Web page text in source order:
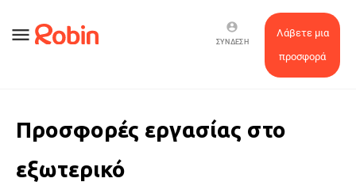
menu
Λάβετε μια
προσφορά
account_circle
ΣΎΝΔΕΣΗ
Προσφορές εργασίας στο
εξωτερικό